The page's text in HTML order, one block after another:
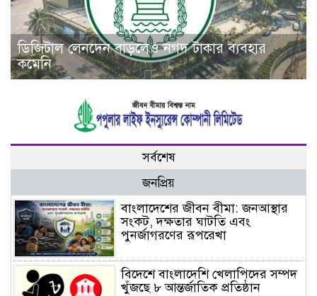
ডিজিটাল লেনদেন বাড়লেও নগদ টাকার ব্যবহার
কমেনি
সর্বশেষ
জনপ্রিয়
বাংলাদেশের জীবন বীমা: জনআস্থার
সংকট, দক্ষতার ঘাটতি এবং
পুনর্জাগরণের রূপরেখা
বিদেশে বাংলাদেশি খেলাপিদের সম্পদ
খুঁজছে ৮ আন্তর্জাতিক প্রতিষ্ঠান